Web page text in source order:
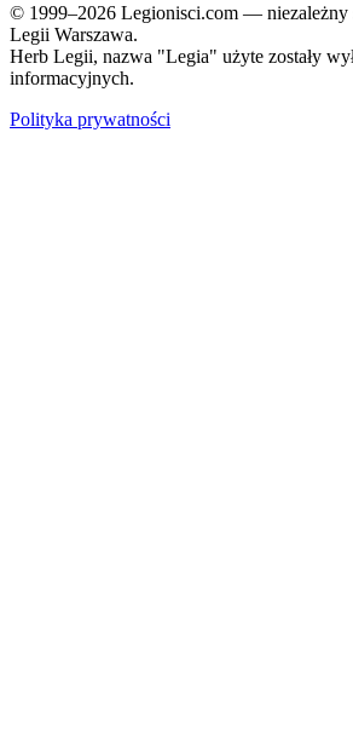
© 1999–2026 Legionisci.com — niezależny
Legii Warszawa.
Herb Legii, nazwa "Legia" użyte zostały
informacyjnych.
Polityka prywatności